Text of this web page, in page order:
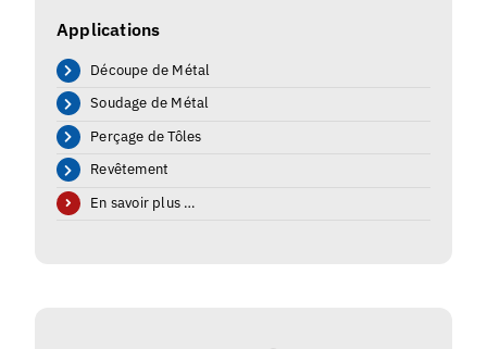
Applications
Découpe de Métal
Soudage de Métal
Perçage de Tôles
Revêtement
En savoir plus …